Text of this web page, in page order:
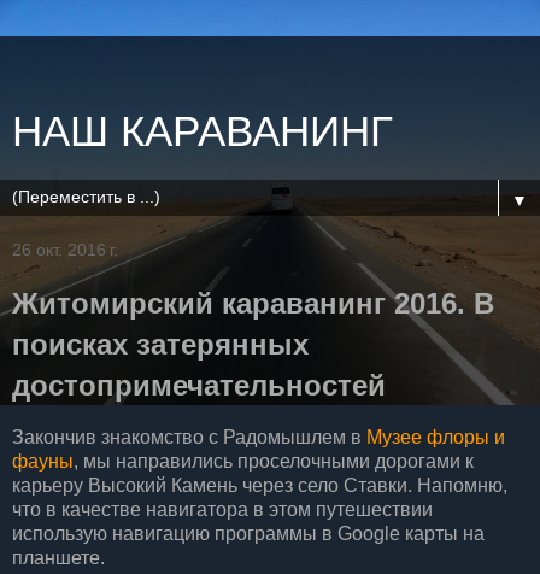
НАШ КАРАВАНИНГ
▼
26 окт. 2016 г.
Житомирский караванинг 2016. В
поисках затерянных
достопримечательностей
Закончив знакомство с Радомышлем в Музее флоры и
фауны, мы направились проселочными дорогами к
карьеру Высокий Камень через село Ставки. Напомню,
что в качестве навигатора в этом путешествии
использую навигацию программы в Google карты на
планшете.